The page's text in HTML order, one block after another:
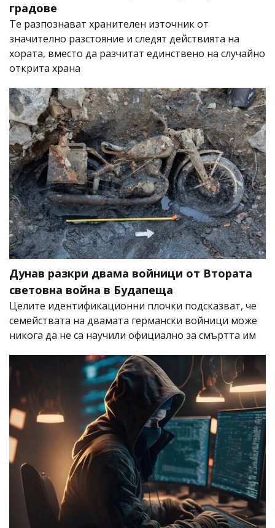
градове
Те разпознават хранителен източник от
значително разстояние и следят действията на
хората, вместо да разчитат единствено на случайно
открита храна
Дунав разкри двама войници от Втората
световна война в Будапеща
Целите идентификационни плочки подсказват, че
семействата на двамата германски войници може
никога да не са научили официално за смъртта им